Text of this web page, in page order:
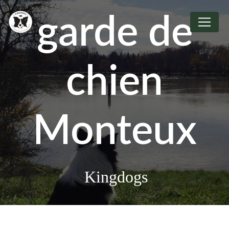
garde de
chien
Monteux
Kingdogs
Panneau de gestion des cookies